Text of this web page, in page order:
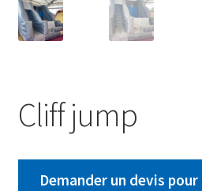
Cliff jump
Demander un devis